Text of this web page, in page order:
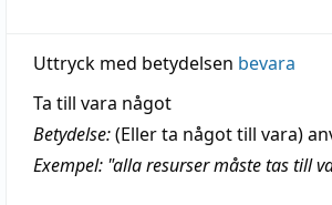
Uttryck med betydelsen bevara
Ta till vara något
Betydelse:(Eller ta något till vara)
Exempel: "alla resurser måste tas till